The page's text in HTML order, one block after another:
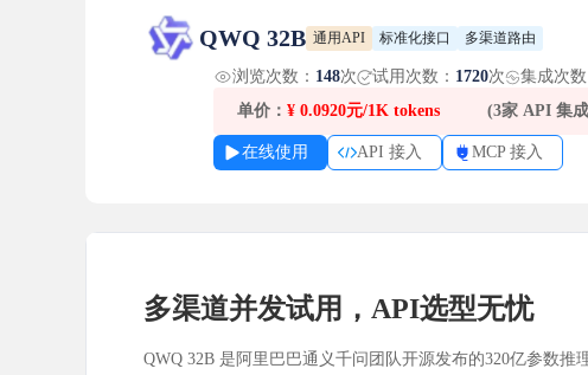
QWQ 32B 通用API 标准化接口 多渠道路由
浏览次数： 148次 试用次数： 1720次 集成次数
单价： ¥ 0.0920元/1K tokens (3家 API 集
在线使用 API 接入 MCP 接入
多渠道并发试用，API选型无忧
QWQ 32B 是阿里巴巴通义千问团队开源发布的320亿参数推